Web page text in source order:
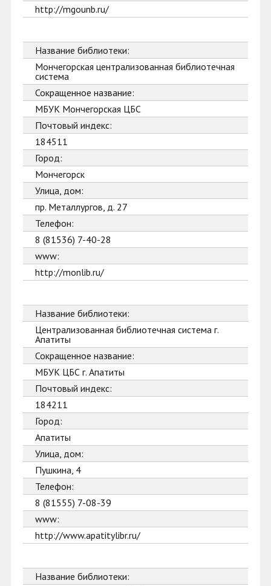
http://mgounb.ru/
Название библиотеки:
Мончегорская централизованная библиотечная
система
Сокращенное название:
МБУК Мончегорская ЦБС
Почтовый индекс:
184511
Город:
Мончегорск
Улица, дом:
пр. Металлургов, д. 27
Телефон:
8 (81536) 7-40-28
www:
http://monlib.ru/
Название библиотеки:
Централизованная библиотечная система г.
Апатиты
Сокращенное название:
МБУК ЦБС г. Апатиты
Почтовый индекс:
184211
Город:
Апатиты
Улица, дом:
Пушкина, 4
Телефон:
8 (81555) 7-08-39
www:
http://www.apatitylibr.ru/
Название библиотеки: